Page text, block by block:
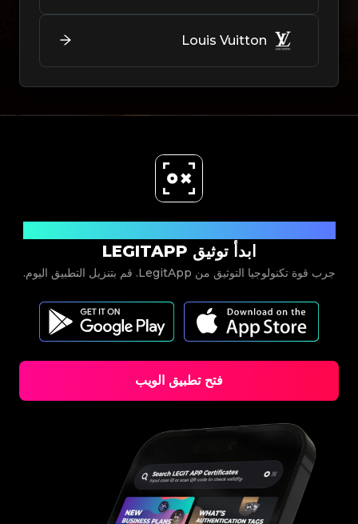
Louis Vuitton
ابدأ توثيق LEGITAPP
جرب قوة تكنولوجيا التوثيق من LegitApp. قم بتنزيل التطبيق اليوم.
فتح تطبيق الويب